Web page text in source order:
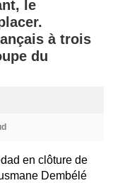
le
à trois
du
en clôture de
Dembélé